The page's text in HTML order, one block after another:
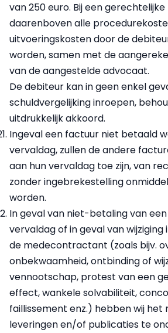
van 250 euro. Bij een
daarenboven alle
uitvoeringskosten door de
worden, samen met de
van de aangestelde advocaat.
De debiteur kan in geen enkel
schuldvergelijking inroepen,
uitdrukkelijk akkoord.
Ingeval een factuur niet betaald
vervaldag, zullen de andere
aan hun vervaldag toe zijn, van
zonder ingebrekestelling
worden.
In geval van niet-betaling van
vervaldag of in geval van
de medecontractant (zoals bijv.
onbekwaamheid, ontbinding of
vennootschap, protest van een
effect, wankele solvabiliteit,
faillissement enz.) hebben wij het
leveringen en/of publicaties te